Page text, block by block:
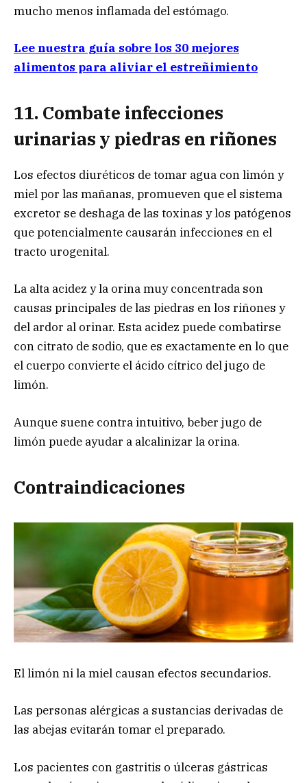
mucho menos inflamada del estómago.
Lee nuestra guía sobre los 30 mejores
alimentos para aliviar el estreñimiento
11. Combate infecciones
urinarias y piedras en riñones
Los efectos diuréticos de tomar agua con limón y
miel por las mañanas, promueven que el sistema
excretor se deshaga de las toxinas y los patógenos
que potencialmente causarán infecciones en el
tracto urogenital.
La alta acidez y la orina muy concentrada son
causas principales de las piedras en los riñones y
del ardor al orinar. Esta acidez puede combatirse
con citrato de sodio, que es exactamente en lo que
el cuerpo convierte el ácido cítrico del jugo de
limón.
Aunque suene contra intuitivo, beber jugo de
limón puede ayudar a alcalinizar la orina.
Contraindicaciones
El limón ni la miel causan efectos secundarios.
Las personas alérgicas a sustancias derivadas de
las abejas evitarán tomar el preparado.
Los pacientes con gastritis o úlceras gástricas